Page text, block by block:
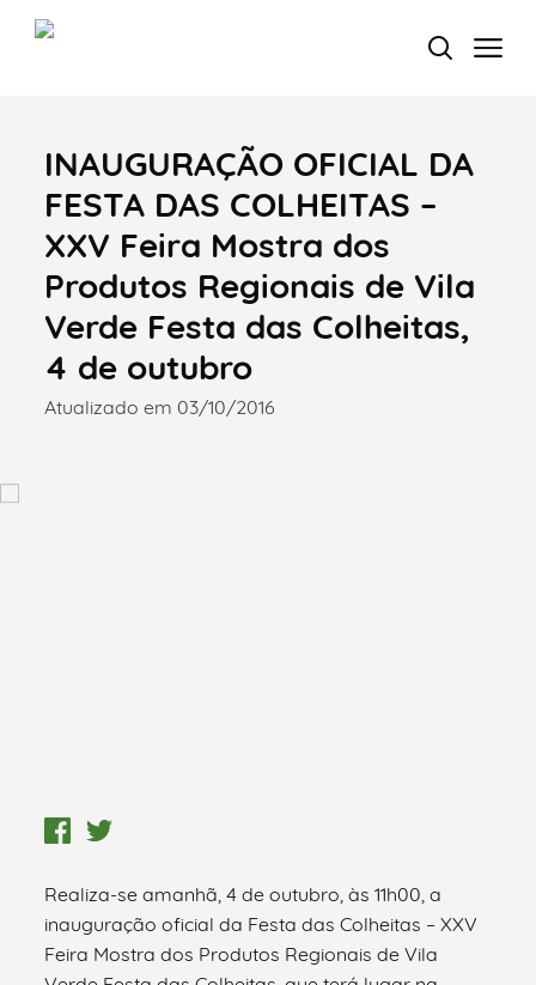
Termo de Pesquisa
Categorias gerais
INAUGURAÇÃO OFICIAL DA
FESTA DAS COLHEITAS –
XXV Feira Mostra dos
Produtos Regionais de Vila
Verde Festa das Colheitas,
4 de outubro
Atualizado em 03/10/2016
Realiza-se amanhã, 4 de outubro, às 11h00, a
inauguração oficial da Festa das Colheitas – XXV
Feira Mostra dos Produtos Regionais de Vila